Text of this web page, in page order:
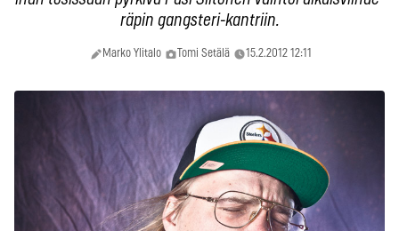
räpin gangsteri-kantriin.
Marko Ylitalo Tomi Setälä 15.2.2012 12:11